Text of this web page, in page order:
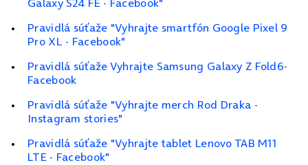
Pravidlá súťaže "Vyhrajte smartfón Google Pixel 9
Pro XL - Facebook"
Pravidlá súťaže Vyhrajte Samsung Galaxy Z Fold6-
Facebook
Pravidlá súťaže "Vyhrajte merch Rod Draka -
Instagram stories"
Pravidlá súťaže "Vyhrajte tablet Lenovo TAB M11
LTE - Facebook"